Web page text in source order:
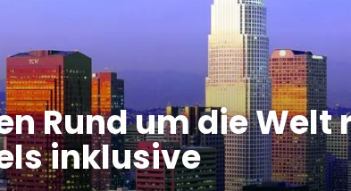
Rund um die
inklusive